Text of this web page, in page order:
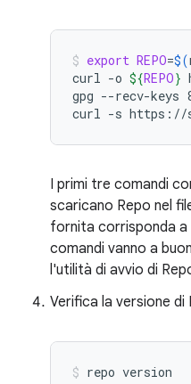
export REPO=$(
curl -o ${REPO}
gpg --recv-keys
curl -s https://
I primi tre comandi
scaricano Repo nel
fornita corrisponda a
comandi vanno a
l'utilità di avvio di
Verifica la versione di
repo version